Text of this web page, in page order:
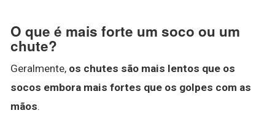
O que é mais forte um soco ou um
chute?
Geralmente, os chutes são mais lentos que os
socos embora mais fortes que os golpes com as
mãos.